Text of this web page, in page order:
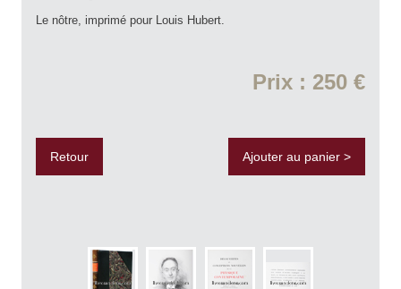
Le nôtre, imprimé pour Louis Hubert.
Prix : 250 €
Retour Ajouter au panier >